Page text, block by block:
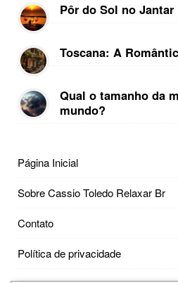
Pôr do Sol no
Toscana: A
Qual o tamanho da
mundo?
Página Inicial
Sobre Cassio Toledo Relaxar Br
Contato
Política de privacidade